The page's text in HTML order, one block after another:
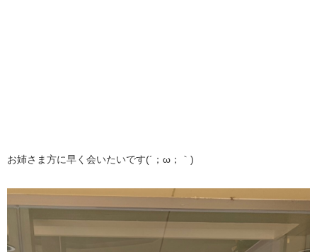
お姉さま方に早く会いたいです(´；ω；｀)